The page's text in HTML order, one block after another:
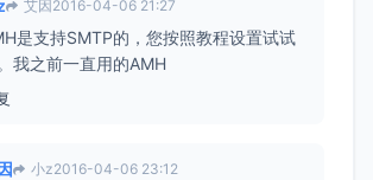
艾因2016-04-06 21:27
是支持SMTP的，您按照教程设置试试
我之前一直用的AMH
小z2016-04-06 23:12